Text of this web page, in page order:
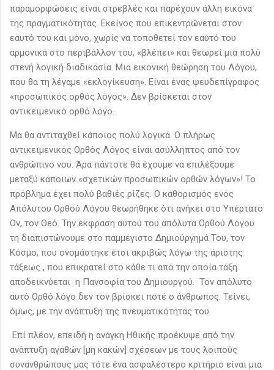
παραμορφώσεις είναι στρεβλές και παρέχουν άλλη εικόνα
της πραγματικότητας. Εκείνος που επικεντρώνεται στον
εαυτό του και μόνο, χωρίς να τοποθετεί τον εαυτό του
αρμονικά στο περιβάλλον του, «βλέπει» και θεωρεί μια πολύ
στενή λογική διαδικασία. Μια εικονική θεώρηση του Λόγου,
που θα τη λέγαμε «εκλογίκευση». Είναι ένας ψευδεπίγραφος
«προσωπικός ορθός λόγος». Δεν βρίσκεται στον
αντικειμενικό ορθό λόγο.
Μα θα αντιταχθεί κάποιος πολύ λογικά. Ο πλήρως
αντικειμενικός Ορθός Λόγος είναι ασύλληπτος από τον
ανθρώπινο νου. Άρα πάντοτε θα έχουμε να επιλέξουμε
μεταξύ κάποιων «σχετικών προσωπικών ορθών λόγων»! Το
πρόβλημα έχει πολύ βαθιές ρίζες. Ο καθορισμός ενός
Απόλυτου Ορθού Λόγου θεωρήθηκε ότι ανήκει στο Υπέρτατο
Ον, τον Θεό. Την έκφραση αυτού του απόλυτα Ορθού Λόγου
τη διαπιστώνουμε στο παμμέγιστο Δημιούργημά Του, τον
Κόσμο, που ονομάστηκε έτσι ακριβώς λόγω της άριστης
τάξεως , που επικρατεί στο κάθε τι από την οποία τάξη
αποδεικνύεται η Πανσοφία του Δημιουργού. Τον απόλυτο
αυτό Ορθό λόγο δεν τον βρίσκει ποτέ ο άνθρωπος. Τείνει,
όμως, με την ανάπτυξη της πνευματικότητάς του.
Επί πλέον, επειδή η ανάγκη Ηθικής προέκυψε από την
ανάπτυξη αγαθών [μη κακών] σχέσεων με τους λοιπούς
συνανθρώπους μας τότε ένα ασφαλέστερο κριτήριο είναι μια